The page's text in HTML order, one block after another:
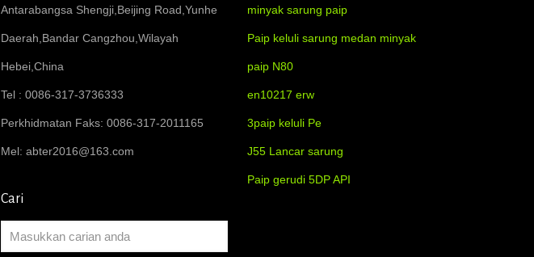
Antarabangsa Shengji,Beijing Road,Yunhe
Daerah,Bandar Cangzhou,Wilayah
Hebei,China
Tel : 0086-317-3736333
Perkhidmatan Faks: 0086-317-2011165
Mel: abter2016@163.com
Cari
minyak sarung paip
Paip keluli sarung medan minyak
paip N80
en10217 erw
3paip keluli Pe
J55 Lancar sarung
Paip gerudi 5DP API